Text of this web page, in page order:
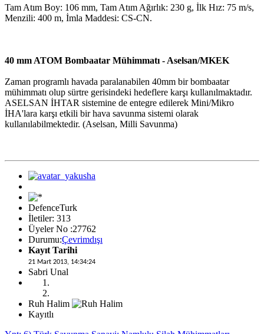
Tam Atım Boy: 106 mm, Tam Atım Ağırlık: 230 g, İlk Hız: 75 m/s,
Menzili: 400 m, İmla Maddesi: CS-CN.
40 mm ATOM Bombaatar Mühimmatı - Aselsan/MKEK
Zaman programlı havada paralanabilen 40mm bir bombaatar
mühimmatı olup sürtre gerisindeki hedeflere karşı kullanılmaktadır.
ASELSAN İHTAR sistemine de entegre edilerek Mini/Mikro
İHA'lara karşı etkili bir hava savunma sistemi olarak
kullanılabilmektedir. (Aselsan, Milli Savunma)
DefenceTurk
İletiler: 313
Üyeler No :27762
Durumu:Çevrimdışı
Kayıt Tarihi
21 Mart 2013, 14:34:24
Sabri Unal
Ruh Halim
Kayıtlı